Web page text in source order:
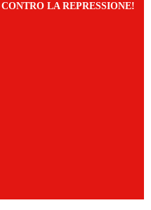
LA REPRESSIONE!